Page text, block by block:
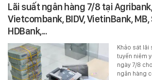
Lãi suất ngân hàng 7/8 tại Agribank,
Vietcombank, BIDV, VietinBank,
HDBank,...
Khảo sát lãi
tuyến niêm
ngày 7/8
ngân hàng